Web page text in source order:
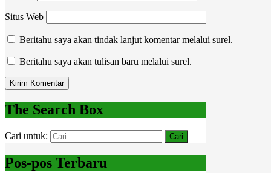
Situs Web
Beritahu saya akan tindak lanjut komentar melalui surel.
Beritahu saya akan tulisan baru melalui surel.
The Search Box
Cari untuk:
Pos-pos Terbaru